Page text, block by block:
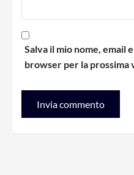
Salva il mio nome, email
browser per la prossima